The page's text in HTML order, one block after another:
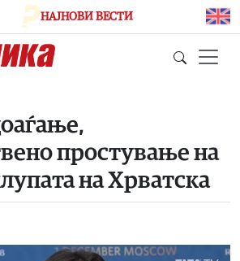
НАЈНОВИ ВЕСТИ
простување на
на Хрватска